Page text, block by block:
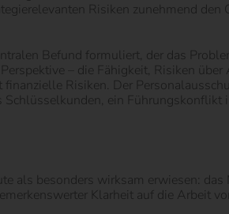
Risiken zunehmend den
Befund formuliert, der das
– die Fähigkeit, Risiken über
Risiken. Der
ein
als besonders wirksam erwiesen: das
Klarheit auf die Arbeit